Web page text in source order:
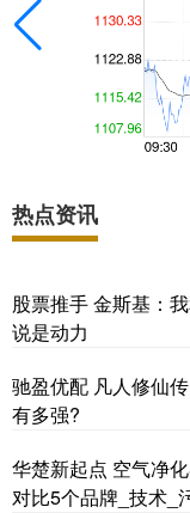
热点资讯
股票推手 金斯基：
说是动力
驰盈优配 凡人修仙
有多强?
华楚新起点 空气净
对比5个品牌_技术_